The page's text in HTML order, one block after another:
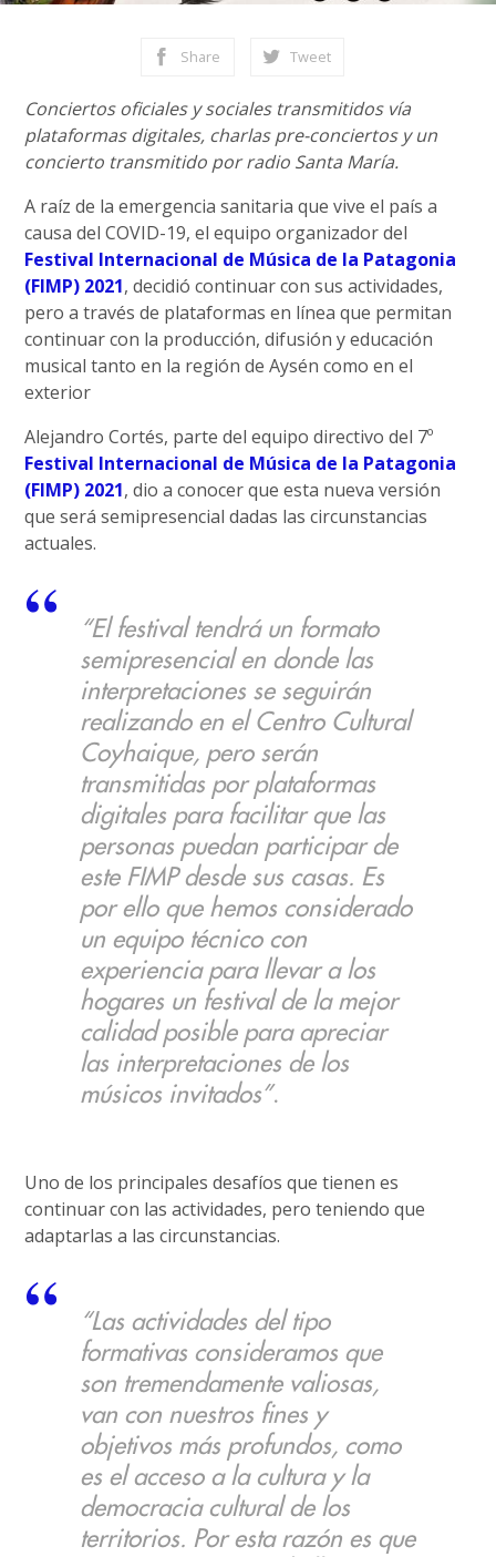
Share Tweet
Conciertos oficiales y sociales transmitidos vía
plataformas digitales, charlas pre-conciertos y un
concierto transmitido por radio Santa María.
A raíz de la emergencia sanitaria que vive el país a
causa del COVID-19, el equipo organizador del
Festival Internacional de Música de la Patagonia
(FIMP) 2021, decidió continuar con sus actividades,
pero a través de plataformas en línea que permitan
continuar con la producción, difusión y educación
musical tanto en la región de Aysén como en el
exterior
Alejandro Cortés, parte del equipo directivo del 7º
Festival Internacional de Música de la Patagonia
(FIMP) 2021, dio a conocer que esta nueva versión
que será semipresencial dadas las circunstancias
actuales.
“El festival tendrá un formato
semipresencial en donde las
interpretaciones se seguirán
realizando en el Centro Cultural
Coyhaique, pero serán
transmitidas por plataformas
digitales para facilitar que las
personas puedan participar de
este FIMP desde sus casas. Es
por ello que hemos considerado
un equipo técnico con
experiencia para llevar a los
hogares un festival de la mejor
calidad posible para apreciar
las interpretaciones de los
músicos invitados”.
Uno de los principales desafíos que tienen es
continuar con las actividades, pero teniendo que
adaptarlas a las circunstancias.
“Las actividades del tipo
formativas consideramos que
son tremendamente valiosas,
van con nuestros fines y
objetivos más profundos, como
es el acceso a la cultura y la
democracia cultural de los
territorios. Por esta razón es que